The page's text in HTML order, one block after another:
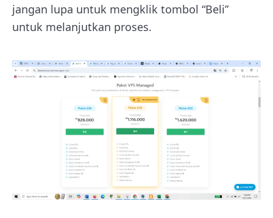
jangan lupa untuk mengklik tombol “Beli”
untuk melanjutkan proses.